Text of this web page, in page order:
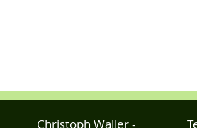
Christoph Waller -